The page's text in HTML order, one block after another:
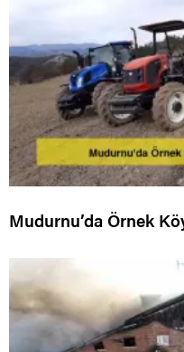
Mudurnu’da Örnek